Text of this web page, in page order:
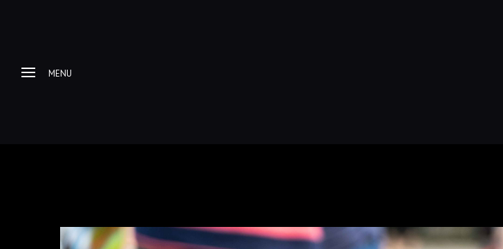
viaggio
MENU